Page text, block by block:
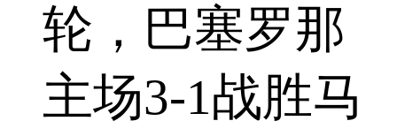
轮，巴塞罗那
主场3-1战胜马